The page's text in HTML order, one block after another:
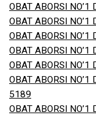
OBAT ABORSI
OBAT ABORSI
OBAT ABORSI
OBAT ABORSI
OBAT ABORSI
OBAT ABORSI
5189
OBAT ABORSI